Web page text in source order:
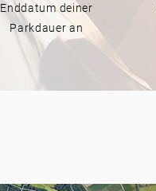
Enddatum deiner
Parkdauer an